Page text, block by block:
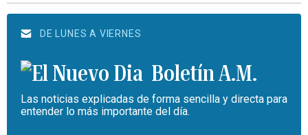
DE LUNES A VIERNES
Boletín A.M.
Las noticias explicadas de forma sencilla y directa para
entender lo más importante del día.